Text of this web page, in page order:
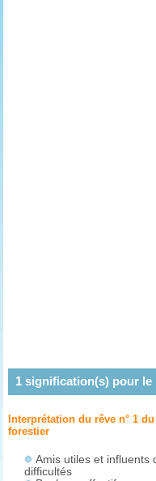
1signification(s) pour le
Interprétation du rêve n° 1
forestier
Amis utiles et influents
difficultés